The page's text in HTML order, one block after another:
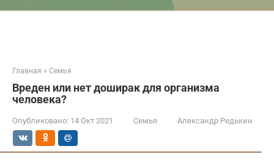
Главная » Семья
Вреден или нет доширак для организма
человека?
Опубликовано: 14 Окт 2021 Семья Александр Редькин